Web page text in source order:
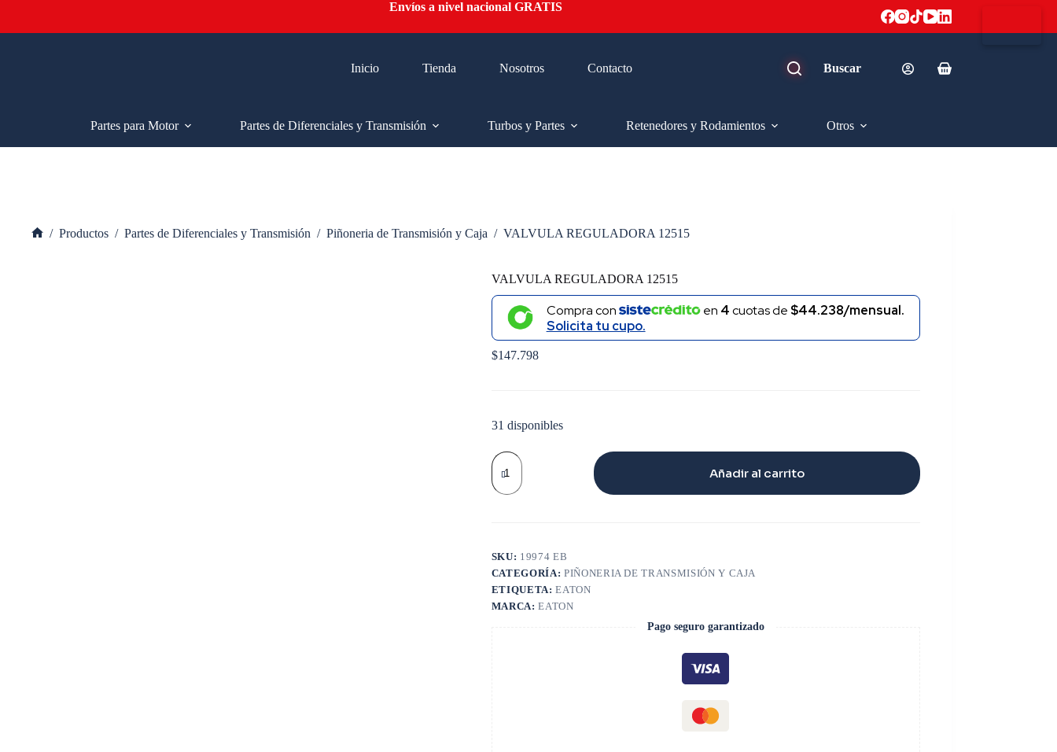
contenido
Envíos a nivel nacional GRATIS
Inicio Tienda Nosotros Contacto
Carro
Partes para Motor
Partes de Diferenciales y Transmisión Turbos y Partes Retenedores y Rodamientos Otros
/ Productos / Partes de Diferenciales y Transmisión / Piñoneria de Transmisión y Caja / VALVULA REGULADORA 12515
VALVULA REGULADORA 12515
Compra con en 4cuotas de $44.238/mensual.
Solicita tu cupo.
$147.798
31 disponibles
VALVULA
REGULADORA
12515
cantidad
Añadir al carrito
SKU: 19974 EB
CATEGORÍA: PIÑONERIA DE TRANSMISIÓN Y CAJA
ETIQUETA:EATON
MARCA:EATON
Pago seguro garantizado